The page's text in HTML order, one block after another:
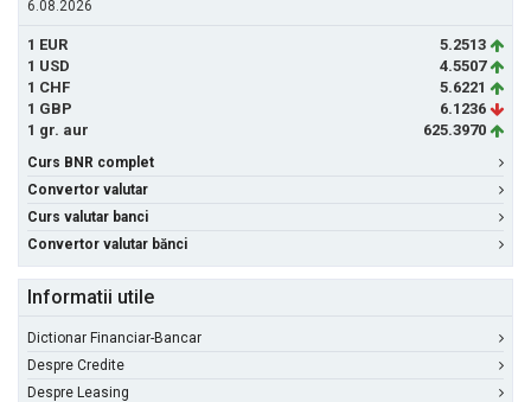
6.08.2026
1 EUR
5.2513
1 USD
4.5507
1 CHF
5.6221
1 GBP
6.1236
1 gr. aur
625.3970
Curs BNR complet
Convertor valutar
Curs valutar banci
Convertor valutar bănci
Informatii utile
Dictionar Financiar-Bancar
Despre Credite
Despre Leasing